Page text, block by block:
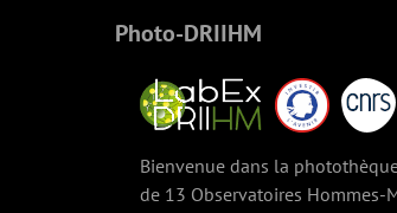
Photo-DRIIHM
Bienvenue dans la
de 13 Observatoires Hommes-